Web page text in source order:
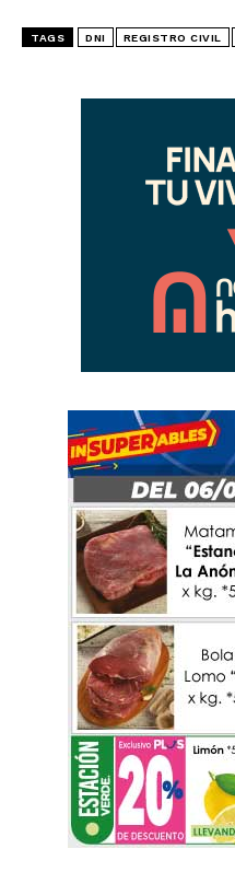
TAGS DNI REGISTRO CIVIL